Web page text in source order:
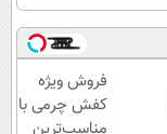
فروش ویژه
کفش چرمی با